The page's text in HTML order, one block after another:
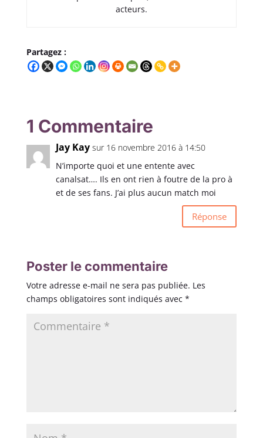
acteurs.
Partagez :
1 Commentaire
Jay Kay sur 16 novembre 2016 à 14:50
N’importe quoi et une entente avec
canalsat…. Ils en ont rien à foutre de la pro à
et de ses fans. J’ai plus aucun match moi
Réponse
Poster le commentaire
Votre adresse e-mail ne sera pas publiée. Les
champs obligatoires sont indiqués avec *